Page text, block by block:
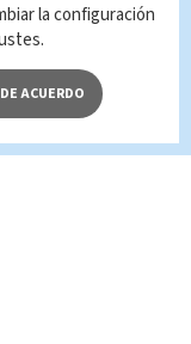
con las
la configuración
ACUERDO